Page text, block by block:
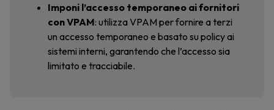
Imponi l’accesso temporaneo ai fornitori
con VPAM: utilizza VPAM per fornire a terzi
un accesso temporaneo e basato su policy ai
sistemi interni, garantendo che l’accesso sia
limitato e tracciabile.